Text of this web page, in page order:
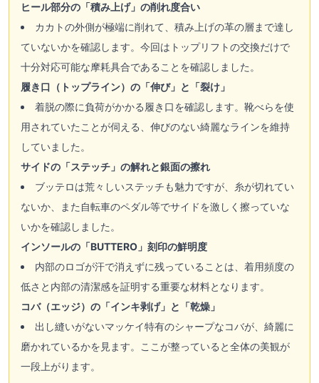
ヒール部分の「積み上げ」の削れ度合い
カカトの外側が極端に削れて、積み上げの革の層まで達し
ていないかを確認します。今回はトップリフトの交換だけで
十分対応可能な摩耗具合であることを確認しました。
履き口（トップライン）の「伸び」と「裂け」
着脱の際に負荷がかかる履き口を確認します。靴べらを使
用されていたことが伺える、伸びのない綺麗なラインを維持
していました。
サイドの「ステッチ」の解れと銀面の擦れ
ブッテロは荒々しいステッチも魅力ですが、糸が切れてい
ないか、また自転車のペダル等でサイドを激しく擦っていな
いかを確認しました。
インソールの「BUTTERO」刻印の鮮明度
内部のロゴが汗で消えずに残っていることは、着用頻度の
低さと内部の清潔感を証明する重要な材料となります。
コバ（エッジ）の「インキ剥げ」と「乾燥」
出し縫いがないマッケイ特有のシャープなコバが、綺麗に
磨かれているかを見ます。ここが整っていると全体の美観が
一段上がります。